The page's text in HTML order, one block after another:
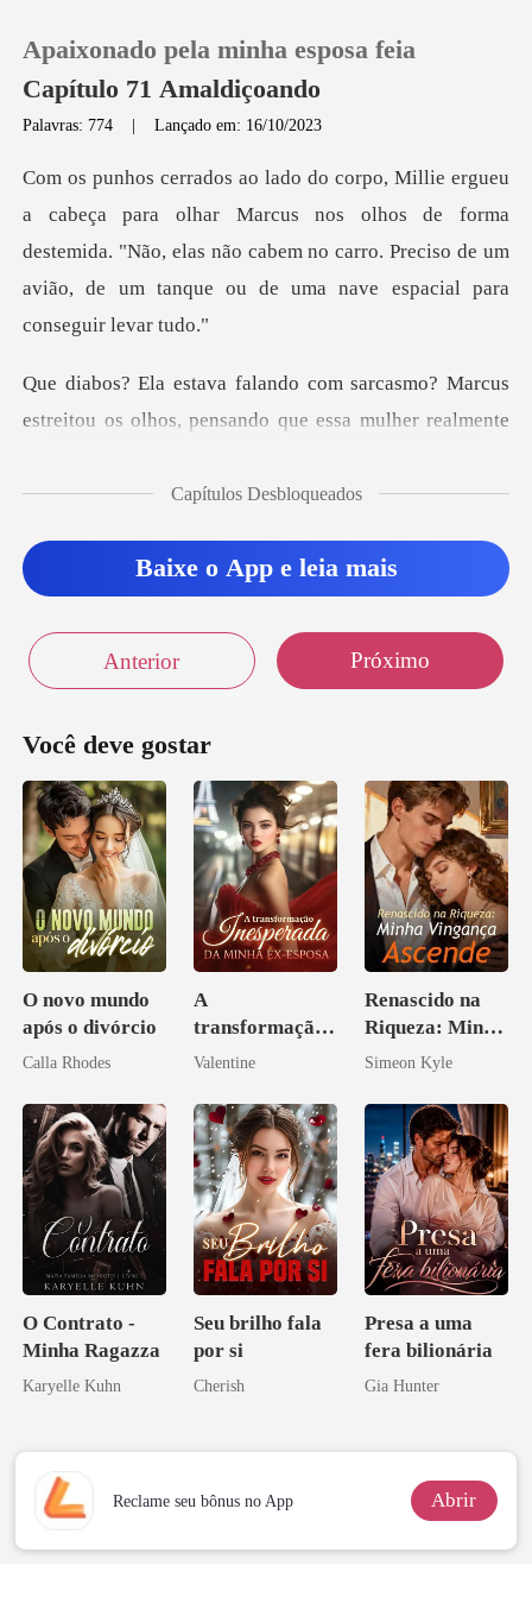
0
Loja
Sair
Apaixonado pela minha esposa feia
Capítulo 71 Amaldiçoando
Palavras: 774 |Lançado em: 16/10/2023
arcus nos olhos de forma
destemida. "Não, elas não cabem no carro. Preciso d
asmo? Marcus
estreitou os olhos, pensan
Capítulos Desbloqueados
Baixe o App e leia mais
Anterior Próximo
Você deve gostar
O novo mundo
após o divórcio
Calla Rhodes
A
transformação
inesperada da
esposa
Valentine
Renascido na
Riqueza: Minha
Vingança
Simeon Kyle
O Contrato -
Minha Ragazza
Karyelle Kuhn
Seu brilho fala
por si
Cherish
Presa a uma
fera bilionária
Gia Hunter
Reclame seu bônus no App Abrir